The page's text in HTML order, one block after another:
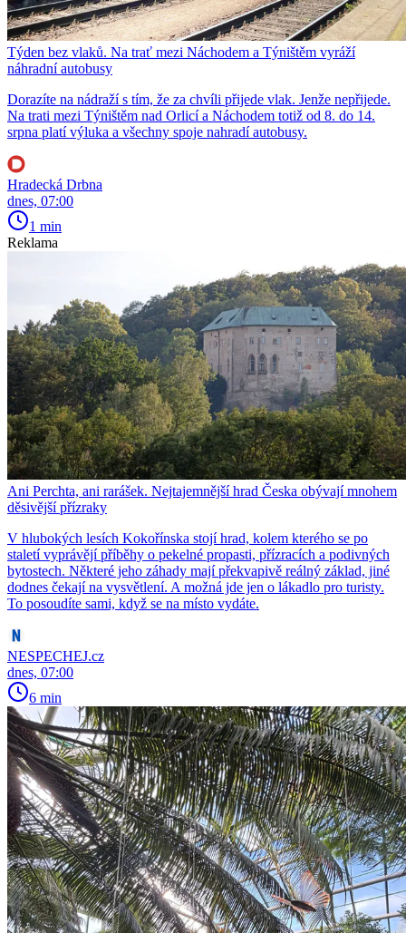
Týden bez vlaků. Na trať mezi Náchodem a Týništěm vyráží
náhradní autobusy
Dorazíte na nádraží s tím, že za chvíli přijede vlak. Jenže nepřijede.
Na trati mezi Týništěm nad Orlicí a Náchodem totiž od 8. do 14.
srpna platí výluka a všechny spoje nahradí autobusy.
Hradecká Drbna
dnes, 07:00
1 min
Reklama
Ani Perchta, ani rarášek. Nejtajemnější hrad Česka obývají mnohem
děsivější přízraky
V hlubokých lesích Kokořínska stojí hrad, kolem kterého se po
staletí vyprávějí příběhy o pekelné propasti, přízracích a podivných
bytostech. Některé jeho záhady mají překvapivě reálný základ, jiné
dodnes čekají na vysvětlení. A možná jde jen o lákadlo pro turisty.
To posoudíte sami, když se na místo vydáte.
NESPECHEJ.cz
dnes, 07:00
6 min